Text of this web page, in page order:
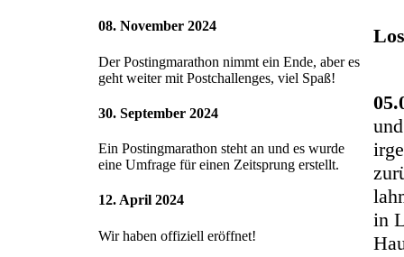
08. November 2024
Der Postingmarathon nimmt ein Ende, aber es
geht weiter mit Postchallenges, viel Spaß!
30. September 2024
Ein Postingmarathon steht an und es wurde
eine Umfrage für einen Zeitsprung erstellt.
12. April 2024
Wir haben offiziell eröffnet!
in